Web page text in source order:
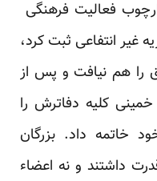
فعالیت فرهنگی
غیر انتفاعی ثبت کرد،
را هم نیافت و پس از
کلیه دفاترش را
خاتمه داد. بزرگان
داشتند و نه اعضاء